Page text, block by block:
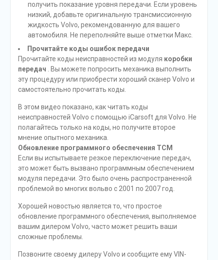
получить показание уровня передачи. Если уровень
низкий, добавьте оригинальную трансмиссионную
жидкость Volvo, рекомендованную для вашего
автомобиля. Не переполняйте выше отметки Макс.
Прочитайте коды ошибок передачи
Прочитайте коды неисправностей из модуля коробки
передач . Вы можете попросить механика выполнить
эту процедуру или приобрести хороший сканер Volvo и
самостоятельно прочитать коды.
В этом видео показано, как читать коды
неисправностей Volvo с помощью iCarsoft для Volvo. Не
полагайтесь только на коды, но получите второе
мнение опытного механика.
Обновление программного обеспечения TCM
Если вы испытываете резкое переключение передач,
это может быть вызвано программным обеспечением
модуля передачи. Это было очень распространенной
проблемой во многих вольво с 2001 по 2007 год.
Хорошей новостью является то, что простое
обновление программного обеспечения, выполняемое
вашим дилером Volvo, часто может решить ваши
сложные проблемы.
Позвоните своему дилеру Volvo и сообщите ему VIN-